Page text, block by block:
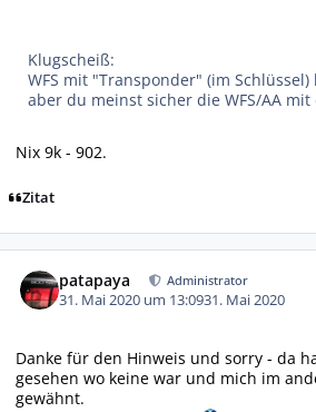
Klugscheiß:
WFS mit "Transponder" (im
aber du meinst sicher die WFS/AA mit
Nix 9k - 902.
Zitat
patapaya Administrator
31. Mai 2020 um 13:0931. Mai 2020
Danke für den Hinweis und sorry - da
gesehen wo keine war und mich im
gewähnt.